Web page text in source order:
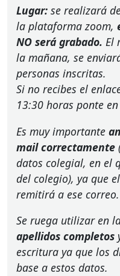
Lugar: se realizará
la plataforma zoom,
NO será grabado. El
la mañana, se
personas inscritas.
Si no recibes el
13:30 horas ponte
Es muy importante
mail correctamente
datos colegial, en el
del colegio), ya que
remitirá a ese correo.
Se ruega utilizar en
apellidos completos
escritura ya que los
base a estos datos.